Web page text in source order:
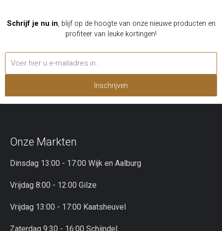
Schrijf je nu in, blijf op de hoogte van onze nieuwe producten en
profiteer van leuke kortingen!
Inschrijven
Onze Markten
Dinsdag 13:00 - 17:00 Wijk en Aalburg
Vrijdag 8:00 - 12:00 Gilze
Vrijdag 13:00 - 17:00 Kaatsheuvel
Zaterdag 9:30 - 16:00 Schijndel